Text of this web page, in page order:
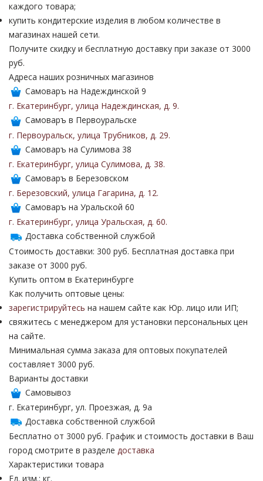
каждого товара;
купить кондитерские изделия в любом количестве в
магазинах нашей сети.
Получите скидку и бесплатную доставку при заказе от 3000
руб.
Адреса наших розничных магазинов
Самоваръ на Надеждинской 9
г. Екатеринбург, улица Надеждинская, д. 9.
Самоваръ в Первоуральске
г. Первоуральск, улица Трубников, д. 29.
Самоваръ на Сулимова 38
г. Екатеринбург, улица Сулимова, д. 38.
Самоваръ в Березовском
г. Березовский, улица Гагарина, д. 12.
Самоваръ на Уральской 60
г. Екатеринбург, улица Уральская, д. 60.
Доставка собственной службой
Стоимость доставки: 300 руб. Бесплатная доставка при
заказе от 3000 руб.
Купить оптом в Екатеринбурге
Как получить оптовые цены:
зарегистрируйтесь на нашем сайте как Юр. лицо или ИП;
свяжитесь с менеджером для установки персональных цен
на сайте.
Минимальная сумма заказа для оптовых покупателей
составляет 3000 руб.
Варианты доставки
Самовывоз
г. Екатеринбург, ул. Проезжая, д. 9а
Доставка собственной службой
Бесплатно от 3000 руб. График и стоимость доставки в Ваш
город смотрите в разделе доставка
Характеристики товара
Ед. изм.: кг.